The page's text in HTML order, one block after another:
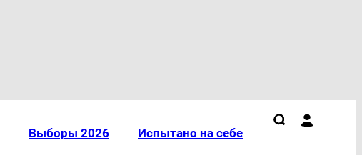
Выборы 2026 Испытано на себе